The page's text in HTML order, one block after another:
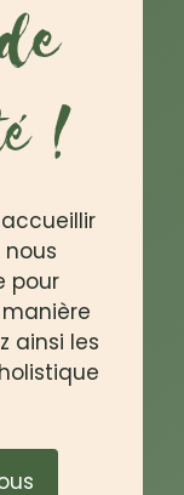
!
pour
ainsi les